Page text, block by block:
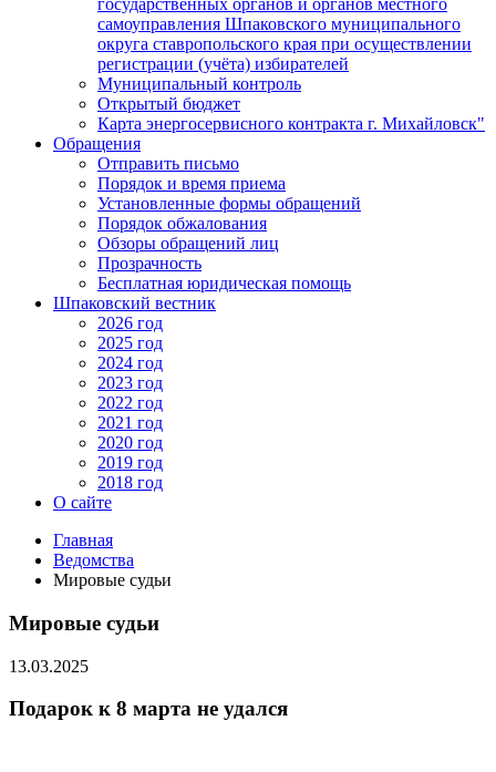
государственных органов и органов местного
самоуправления Шпаковского муниципального
округа ставропольского края при осуществлении
регистрации (учёта) избирателей
Муниципальный контроль
Открытый бюджет
Карта энергосервисного контракта г. Михайловск"
Обращения
Отправить письмо
Порядок и время приема
Установленные формы обращений
Порядок обжалования
Обзоры обращений лиц
Прозрачность
Бесплатная юридическая помощь
Шпаковский вестник
2026 год
2025 год
2024 год
2023 год
2022 год
2021 год
2020 год
2019 год
2018 год
О сайте
Главная
Ведомства
Мировые судьи
Мировые судьи
13.03.2025
Подарок к 8 марта не удался